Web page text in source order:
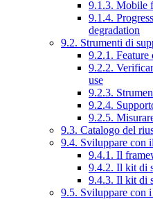
9.1.3. Mobile
9.1.4.
degradation
9.2. Strumenti di
9.2.1. Feature
9.2.2.
use
9.2.3.
9.2.4.
9.2.5.
9.3. Catalogo del
9.4. Sviluppare con
9.4.1. Il
9.4.2. Il kit di
9.4.3. Il kit di
9.5. Sviluppare con